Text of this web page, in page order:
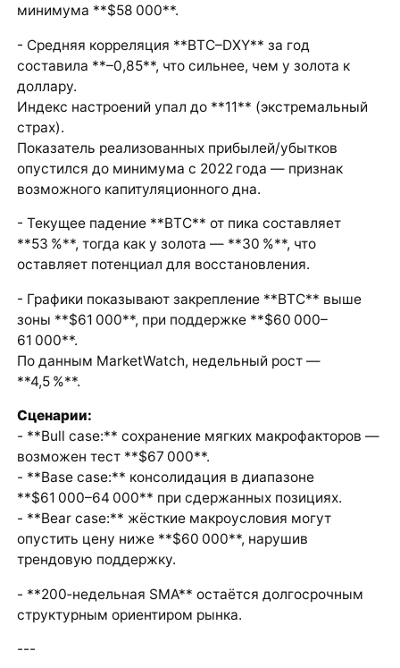
минимума **$58 000**.
- Средняя корреляция **BTC–DXY** за год
составила **–0,85**, что сильнее, чем у золота к
доллару.
Индекс настроений упал до **11** (экстремальный
страх).
Показатель реализованных прибылей/убытков
опустился до минимума с 2022 года — признак
возможного капитуляционного дна.
- Текущее падение **BTC** от пика составляет
**53 %**, тогда как у золота — **30 %**, что
оставляет потенциал для восстановления.
- Графики показывают закрепление **BTC** выше
зоны **$61 000**, при поддержке **$60 000–
61 000**.
По данным MarketWatch, недельный рост —
**4,5 %**.
Сценарии:
- **Bull case:** сохранение мягких макрофакторов —
возможен тест **$67 000**.
- **Base case:** консолидация в диапазоне
**$61 000–64 000** при сдержанных позициях.
- **Bear case:** жёсткие макроусловия могут
опустить цену ниже **$60 000**, нарушив
трендовую поддержку.
- **200‑недельная SMA** остаётся долгосрочным
структурным ориентиром рынка.
---